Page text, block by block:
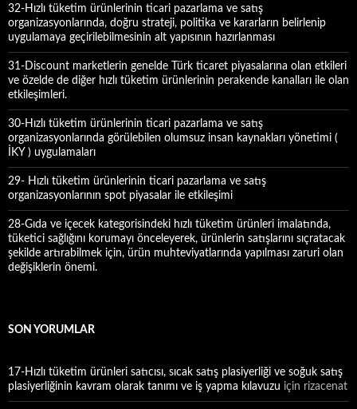
32-Hızlı tüketim ürünlerinin ticari pazarlama ve satış
organizasyonlarında, doğru strateji, politika ve kararların belirlenip
uygulamaya geçirilebilmesinin alt yapısının hazırlanması
31-Discount marketlerin genelde Türk ticaret piyasalarına olan etkileri
ve özelde de diğer hızlı tüketim ürünlerinin perakende kanalları ile olan
etkileşimleri.
30-Hızlı tüketim ürünlerinin ticari pazarlama ve satış
organizasyonlarında görülebilen olumsuz insan kaynakları yönetimi (
İKY ) uygulamaları
29- Hızlı tüketim ürünlerinin ticari pazarlama ve satış
organizasyonlarının spot piyasalar ile etkileşimi
28-Gıda ve içecek kategorisindeki hızlı tüketim ürünleri imalatında,
tüketici sağlığını korumayı önceleyerek, ürünlerin satışlarını sıçratacak
şekilde artırabilmek için, ürün muhteviyatlarında yapılması zaruri olan
değişiklerin önemi.
SON YORUMLAR
17-Hızlı tüketim ürünleri satıcısı, sıcak satış plasiyerliği ve soğuk satış
plasiyerliğinin kavram olarak tanımı ve iş yapma kılavuzu için rizacenat